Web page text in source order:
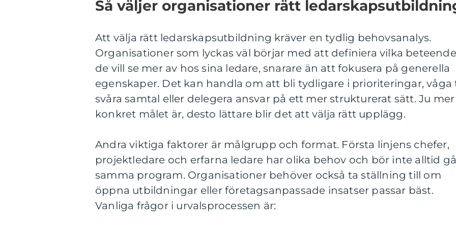
Så väljer organisationer rätt
Att välja rätt ledarskapsutbildning kräver en tydlig behovsanalys.
Organisationer som lyckas väl börjar med att definiera vilka
de vill se mer av hos sina ledare, snarare än att fokusera på generella
egenskaper. Det kan handla om att bli tydligare i prioriteringar, våga
svåra samtal eller delegera ansvar på ett mer strukturerat sätt. Ju mer
konkret målet är, desto lättare blir det att välja rätt upplägg.
Andra viktiga faktorer är målgrupp och format. Första linjens chefer,
projektledare och erfarna ledare har olika behov och bör inte alltid gå
samma program. Organisationer behöver också ta ställning till om
öppna utbildningar eller företagsanpassade insatser passar bäst.
Vanliga frågor i urvalsprocessen är: